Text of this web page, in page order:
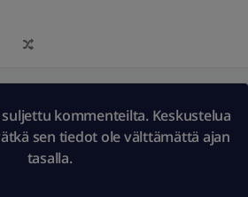
kommenteilta. Keskustelua
sen tiedot ole välttämättä ajan
tasalla.